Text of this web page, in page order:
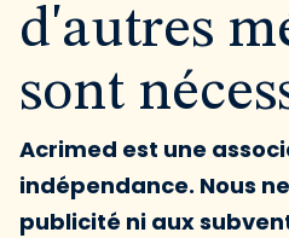
d'autres
sont
Acrimed est une
indépendance. Nous
publicité ni aux